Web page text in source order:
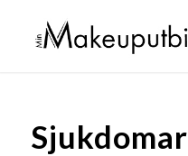
Sjukdomar